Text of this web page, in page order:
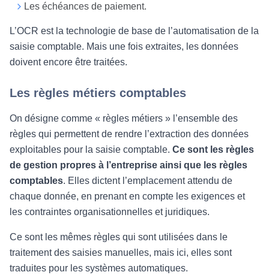
Les échéances de paiement.
L’OCR est la technologie de base de l’automatisation de la
saisie comptable. Mais une fois extraites, les données
doivent encore être traitées.
Les règles métiers comptables
On désigne comme « règles métiers » l’ensemble des
règles qui permettent de rendre l’extraction des données
exploitables pour la saisie comptable. Ce sont les règles
de gestion propres à l’entreprise ainsi que les règles
comptables. Elles dictent l’emplacement attendu de
chaque donnée, en prenant en compte les exigences et
les contraintes organisationnelles et juridiques.
Ce sont les mêmes règles qui sont utilisées dans le
traitement des saisies manuelles, mais ici, elles sont
traduites pour les systèmes automatiques.